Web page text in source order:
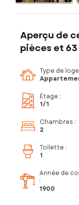
Aperçu de
pièces et 63
Type de
Étage :
1/1
Chambres :
2
Toilette :
1
Année de
:
1900